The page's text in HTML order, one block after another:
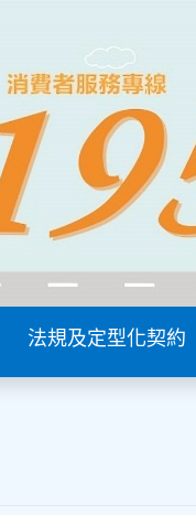
法規及定型化契約